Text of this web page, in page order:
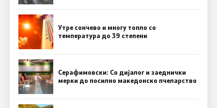
Утре сончево и многу топло со
температура до 39 степени
Серафимовски: Со дијалог и заеднички
мерки до посилно македонско пчеларство